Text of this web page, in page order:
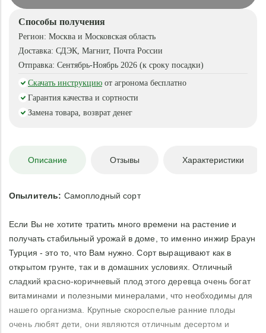
Способы получения
Регион: Москва и Московская область
Доставка: СДЭК, Магнит, Почта России
Отправка: Сентябрь-Ноябрь 2026 (к сроку посадки)
Скачать инструкцию от агронома бесплатно
Гарантия качества и сортности
Замена товара, возврат денег
Описание Отзывы Характеристики
Опылитель: Самоплодный сорт
Если Вы не хотите тратить много времени на растение и
получать стабильный урожай в доме, то именно инжир Браун
Турция - это то, что Вам нужно. Сорт выращивают как в
открытом грунте, так и в домашних условиях. Отличный
сладкий красно-коричневый плод этого деревца очень богат
витаминами и полезными минералами, что необходимы для
нашего организма. Крупные скороспелые ранние плоды
очень любят дети, они являются отличным десертом и